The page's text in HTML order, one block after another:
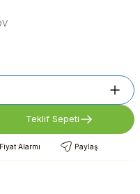
Teklif Sepeti
Fiyat Alarmı Paylaş